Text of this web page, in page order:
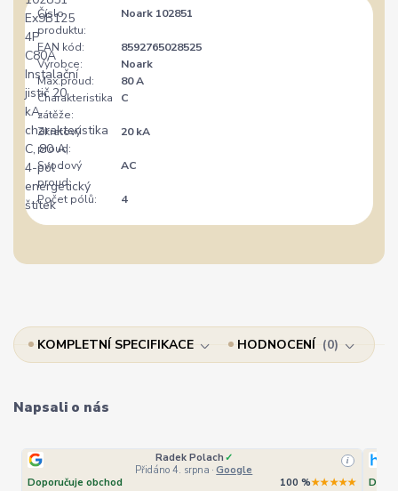
Číslo
produktu:
Noark 102851
EAN kód:
8592765028525
Výrobce:
Noark
Max.proud:
80 A
Charakteristika
zátěže:
C
Zkratový
proud:
20 kA
Svodový
proud:
AC
Počet pólů: 4
KOMPLETNÍ SPECIFIKACE HODNOCENÍ 0
Napsali o nás
Radek Polach ✓
Přidáno 4. srpna · Google
i
Doporučuje obchod 100 %★★★★★